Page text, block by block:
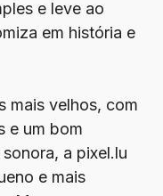
e leve ao
em história e
mais velhos, com
e um bom
a pixel.lu
e mais